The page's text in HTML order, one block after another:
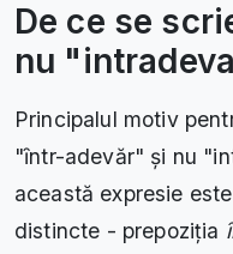
De ce se
nu
Principalul motiv
"ȋntr-adevăr" și nu
această expresie
distincte - prepoziția